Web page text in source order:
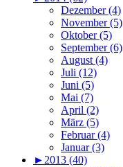
Dezember (4)
November (5)
Oktober (5)
September (6)
August (4)
Juli (12)
Juni (5)
Mai (7)
April (2)
März (5)
Februar (4)
Januar (3)
►2013 (40)